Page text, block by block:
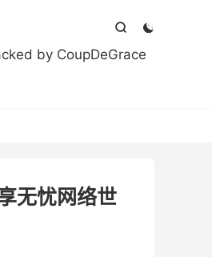


by CoupDeGrace
无忧网络世